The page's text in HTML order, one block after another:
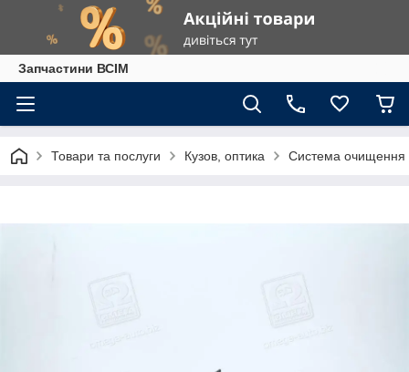
Запчастини ВСІМ
Товари та послуги Кузов, оптика Система очищення